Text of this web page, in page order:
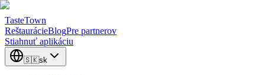
TasteTown
ReštaurácieBlogPre partnerov
Stiahnuť aplikáciu
🇸🇰sk